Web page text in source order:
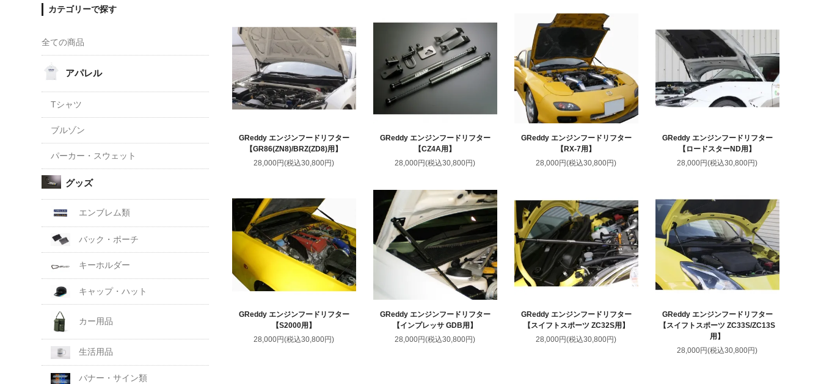
GReddy エンジンフードリフター
【GR86(ZN8)/BRZ(ZD8)用】
28,000円(税込30,800円)
GReddy エンジンフードリフター
【CZ4A用】
28,000円(税込30,800円)
GReddy エンジンフードリフター
【RX-7用】
28,000円(税込30,800円)
GReddy エンジンフードリフター
【ロードスターND用】
28,000円(税込30,800円)
GReddy エンジンフードリフター
【S2000用】
28,000円(税込30,800円)
GReddy エンジンフードリフター
【インプレッサ GDB用】
28,000円(税込30,800円)
GReddy エンジンフードリフター
【スイフトスポーツ ZC32S用】
28,000円(税込30,800円)
GReddy エンジンフードリフター
【スイフトスポーツ ZC33S/ZC13S
用】
28,000円(税込30,800円)
カテゴリーで探す
全ての商品
アパレル
Tシャツ
ブルゾン
パーカー・スウェット
グッズ
エンブレム類
バック・ポーチ
キーホルダー
キャップ・ハット
カー用品
生活用品
バナー・サイン類